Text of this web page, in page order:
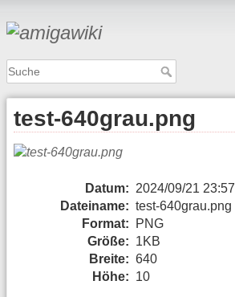
test-640grau.png
Datum: 2024/09/21 23:57
Dateiname: test-640grau.png
Format:
PNG
Größe: 1KB
Breite: 640
Höhe: 10